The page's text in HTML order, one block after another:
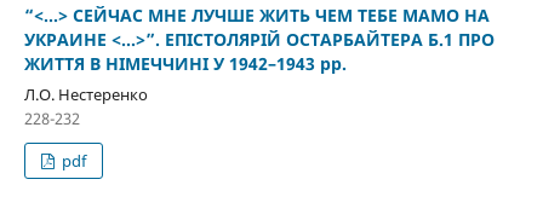
“<...> СЕЙЧАС МНЕ ЛУЧШЕ ЖИТЬ ЧЕМ ТЕБЕ МАМО НА
УКРАИНЕ <...>”. ЕПІСТОЛЯРІЙ ОСТАРБАЙТЕРА Б.1 ПРО
ЖИТТЯ В НІМЕЧЧИНІ У 1942–1943 рр.
Л.О. Нестеренко
228-232
pdf